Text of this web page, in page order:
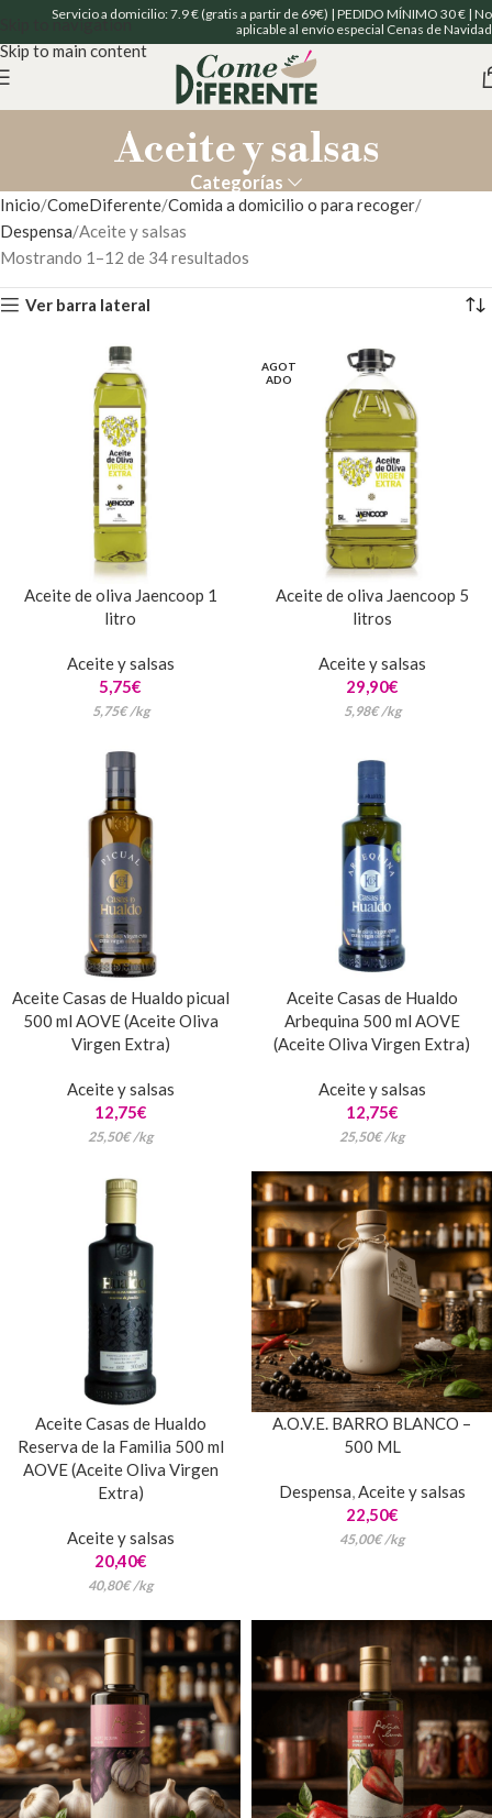
Skip to navigation
Skip to main content
Servicio a domicilio: 7.9 € (gratis a partir de 69€) | PEDIDO MÍNIMO 30 € | No
aplicable al envío especial Cenas de Navidad
Aceite y salsas
Categorías
Inicio ComeDiferente Comida a domicilio o para recoger
Despensa Aceite y salsas
Mostrando 1–12 de 34 resultados
Ver barra lateral
Aceite de oliva Jaencoop 1
litro
Aceite y salsas
5,75€
5,75€ /kg
AGOT
ADO
Aceite de oliva Jaencoop 5
litros
Aceite y salsas
29,90€
5,98€ /kg
Aceite Casas de Hualdo picual
500 ml AOVE (Aceite Oliva
Virgen Extra)
Aceite y salsas
12,75€
25,50€ /kg
Aceite Casas de Hualdo
Arbequina 500 ml AOVE
(Aceite Oliva Virgen Extra)
Aceite y salsas
12,75€
25,50€ /kg
Aceite Casas de Hualdo
Reserva de la Familia 500 ml
AOVE (Aceite Oliva Virgen
Extra)
Aceite y salsas
20,40€
40,80€ /kg
A.O.V.E. BARRO BLANCO –
500 ML
Despensa,Aceite y salsas
22,50€
45,00€ /kg